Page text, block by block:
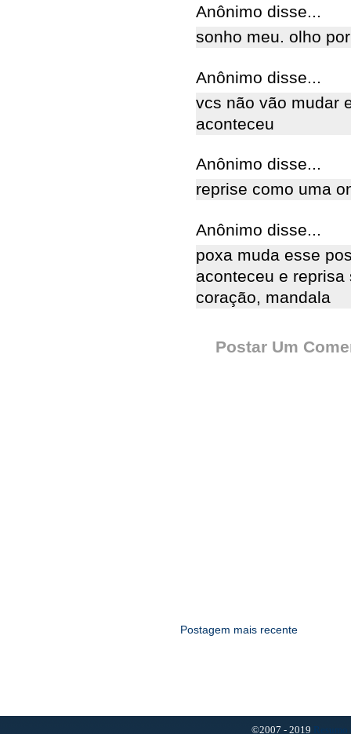
Anônimo disse...
sonho meu. olho
Anônimo disse...
vcs não vão mudar
aconteceu
Anônimo disse...
reprise como uma
Anônimo disse...
poxa muda esse
aconteceu e
coração, mandala
Postar Um
Postagem mais recente
©2007 - 2019